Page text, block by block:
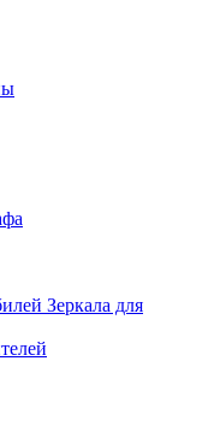
Зеркала для